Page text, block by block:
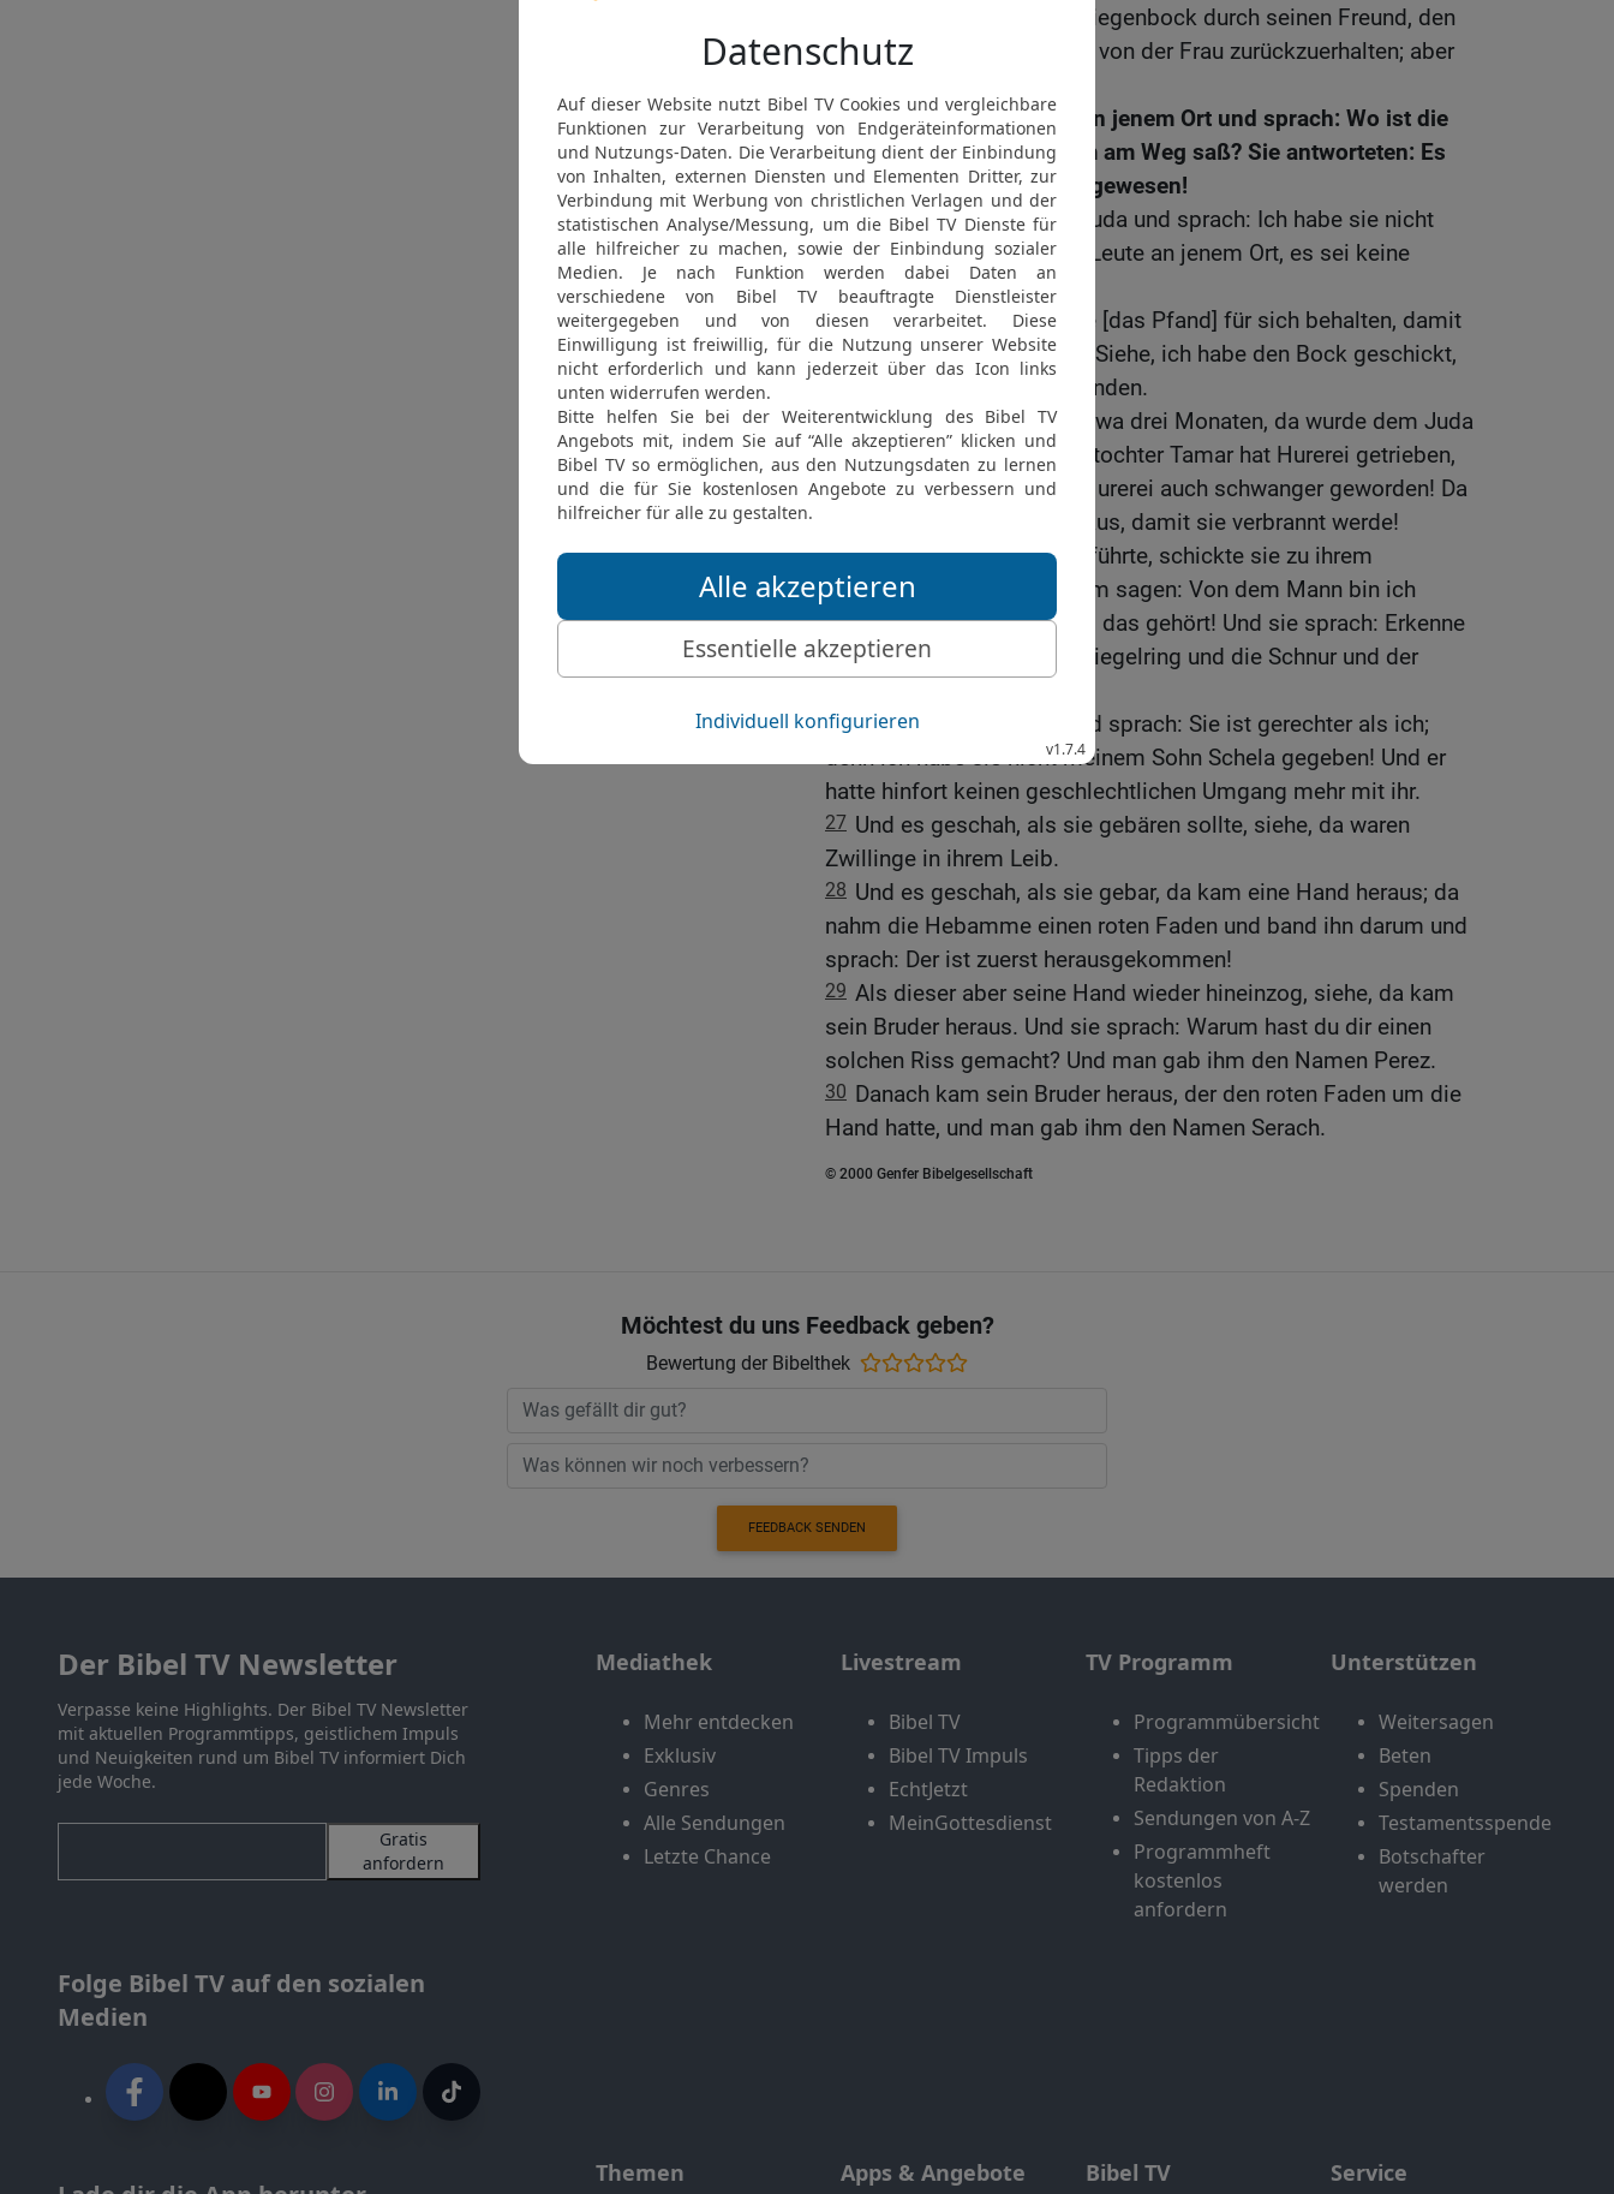
Juda aber sandte den Ziegenbock durch seinen Freund, den
Adullamiter, um das Pfand von der Frau zurückzuerhalten; aber
21 Da fragte er die Leute an jenem Ort und sprach: Wo ist die
Tempelhure, die bei Enaim am Weg saß? Sie antworteten: Es
ist keine Tempelhure hier gewesen!
22 Und er kam wieder zu Juda und sprach: Ich habe sie nicht
gefunden; dazu sagen die Leute an jenem Ort, es sei keine
Tempelhure dort gewesen.
23 Juda sprach: So soll sie [das Pfand] für sich behalten, damit
wir nicht in Verruf geraten! Siehe, ich habe den Bock geschickt,
aber du hast sie nicht gefunden.
24 Und es geschah nach etwa drei Monaten, da wurde dem Juda
berichtet: Deine Schwiegertochter Tamar hat Hurerei getrieben,
und siehe, sie ist von der Hurerei auch schwanger geworden! Da
sprach Juda: Führt sie hinaus, damit sie verbrannt werde!
25 Und als man sie hinausführte, schickte sie zu ihrem
Schwiegervater und ließ ihm sagen: Von dem Mann bin ich
schwanger geworden, dem das gehört! Und sie sprach: Erkenne
doch, wem gehört dieser Siegelring und die Schnur und der
26 Da erkannte es Juda und sprach: Sie ist gerechter als ich;
denn ich habe sie nicht meinem Sohn Schela gegeben! Und er
hatte hinfort keinen geschlechtlichen Umgang mehr mit ihr.
27 Und es geschah, als sie gebären sollte, siehe, da waren
Zwillinge in ihrem Leib.
28 Und es geschah, als sie gebar, da kam eine Hand heraus; da
nahm die Hebamme einen roten Faden und band ihn darum und
sprach: Der ist zuerst herausgekommen!
29 Als dieser aber seine Hand wieder hineinzog, siehe, da kam
sein Bruder heraus. Und sie sprach: Warum hast du dir einen
solchen Riss gemacht? Und man gab ihm den Namen Perez.
30 Danach kam sein Bruder heraus, der den roten Faden um die
Hand hatte, und man gab ihm den Namen Serach.
© 2000 Genfer Bibelgesellschaft
Möchtest du uns Feedback geben?
Bewertung der Bibelthek
FEEDBACK SENDEN
Der Bibel TV Newsletter
Verpasse keine Highlights. Der Bibel TV Newsletter
mit aktuellen Programmtipps, geistlichem Impuls
und Neuigkeiten rund um Bibel TV informiert Dich
jede Woche.
Gratis
anfordern
Folge Bibel TV auf den sozialen
Medien
Mediathek
Mehr entdecken
Exklusiv
Genres
Alle Sendungen
Letzte Chance
Livestream
Bibel TV
Bibel TV Impuls
EchtJetzt
MeinGottesdienst
TV Programm
Programmübersicht
Tipps der
Redaktion
Sendungen von A-Z
Programmheft
kostenlos
anfordern
Unterstützen
Weitersagen
Beten
Spenden
Testamentsspende
Botschafter
werden
Themen Apps & Angebote Bibel TV Service